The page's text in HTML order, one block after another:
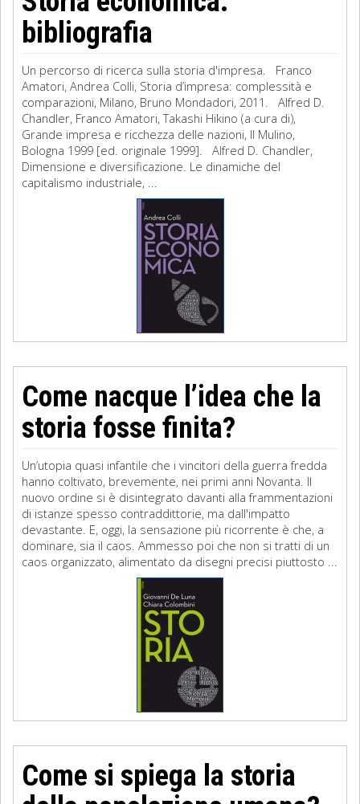
bibliografia
Un percorso di ricerca sulla storia d'impresa. Franco
Amatori, Andrea Colli, Storia d’impresa: complessità e
comparazioni, Milano, Bruno Mondadori, 2011. Alfred D.
Chandler, Franco Amatori, Takashi Hikino (a cura di),
Grande impresa e ricchezza delle nazioni, Il Mulino,
Bologna 1999 [ed. originale 1999]. Alfred D. Chandler,
Dimensione e diversificazione. Le dinamiche del
capitalismo industriale, ...
Come nacque l’idea che la
storia fosse finita?
Un’utopia quasi infantile che i vincitori della guerra fredda
hanno coltivato, brevemente, nei primi anni Novanta. Il
nuovo ordine si è disintegrato davanti alla frammentazioni
di istanze spesso contraddittorie, ma dall'impatto
devastante. E, oggi, la sensazione più ricorrente è che, a
dominare, sia il caos. Ammesso poi che non si tratti di un
caos organizzato, alimentato da disegni precisi piuttosto ...
Come si spiega la storia